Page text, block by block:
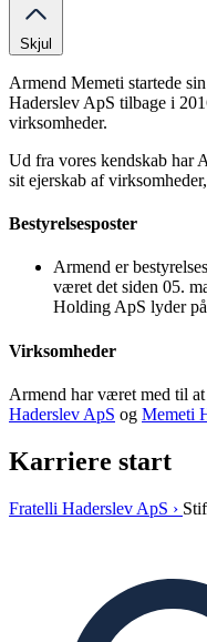
Skjul
Armend Memeti startede
Haderslev ApS tilbage i
virksomheder.
Ud fra vores kendskab har
sit ejerskab af
Bestyrelsesposter
Armend er
været det siden 05.
Holding ApS lyder
Virksomheder
Armend har været med til
Haderslev ApS og Memeti
Karriere start
Fratelli Haderslev ApS ›